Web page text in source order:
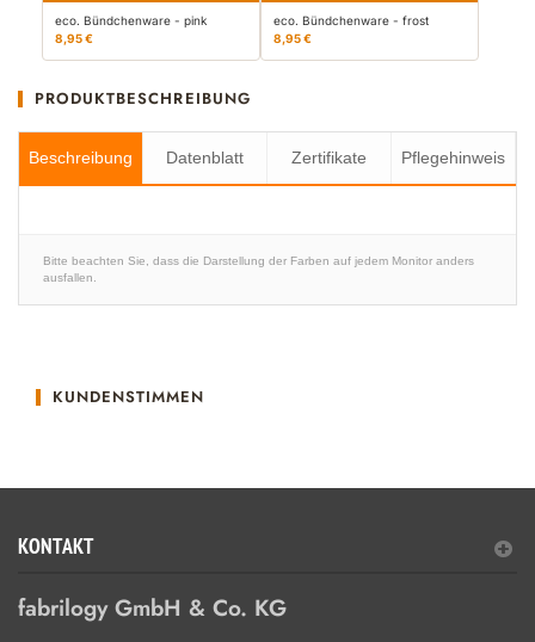
eco. Bündchenware - pink
8,95 €
eco. Bündchenware - frost
8,95 €
PRODUKTBESCHREIBUNG
Beschreibung Datenblatt Zertifikate Pflegehinweis
Bitte beachten Sie, dass die Darstellung der Farben auf jedem Monitor anders
ausfallen.
KUNDENSTIMMEN
KONTAKT
fabrilogy GmbH & Co. KG